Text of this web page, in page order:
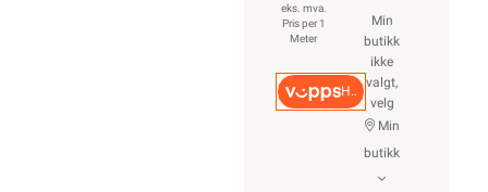
eks. mva.
Pris per 1
Meter
Hurtigkasse
Min
butikk
ikke
valgt,
velg
Min
butikk